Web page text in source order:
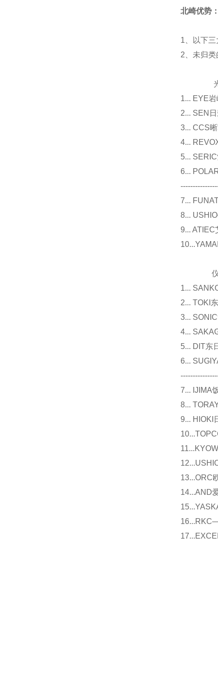
北崎优势
1、以下
2、未归
光源
1... EYE
2... SEN
3... CCS
4...
5...
6...
7...
8...
9...
仪器
1...
2... TOKI
3...
4...
5... DIT东
6...
7... IJIMA
8...
9... HIOKI
13...ORC
14...AND